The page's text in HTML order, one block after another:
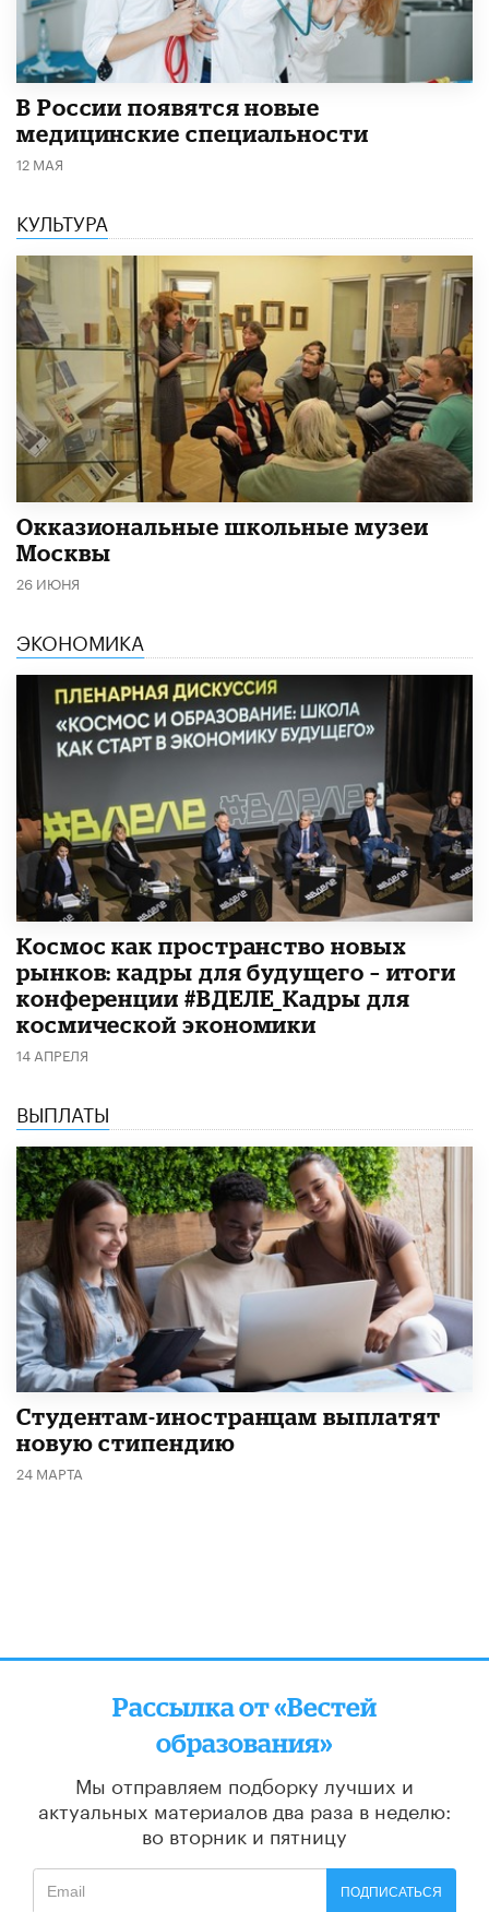
В России появятся новые
медицинские специальности
12 МАЯ
КУЛЬТУРА
​Окказиональные школьные музеи
Москвы
26 ИЮНЯ
ЭКОНОМИКА
Космос как пространство новых
рынков: кадры для будущего – итоги
конференции #ВДЕЛЕ_Кадры для
космической экономики
14 АПРЕЛЯ
ВЫПЛАТЫ
Студентам-иностранцам выплатят
новую стипендию
24 МАРТА
Рассылка от «Вестей
образования»
Мы отправляем подборку лучших и
актуальных материалов два раза в неделю:
во вторник и пятницу
ПОДПИСАТЬСЯ